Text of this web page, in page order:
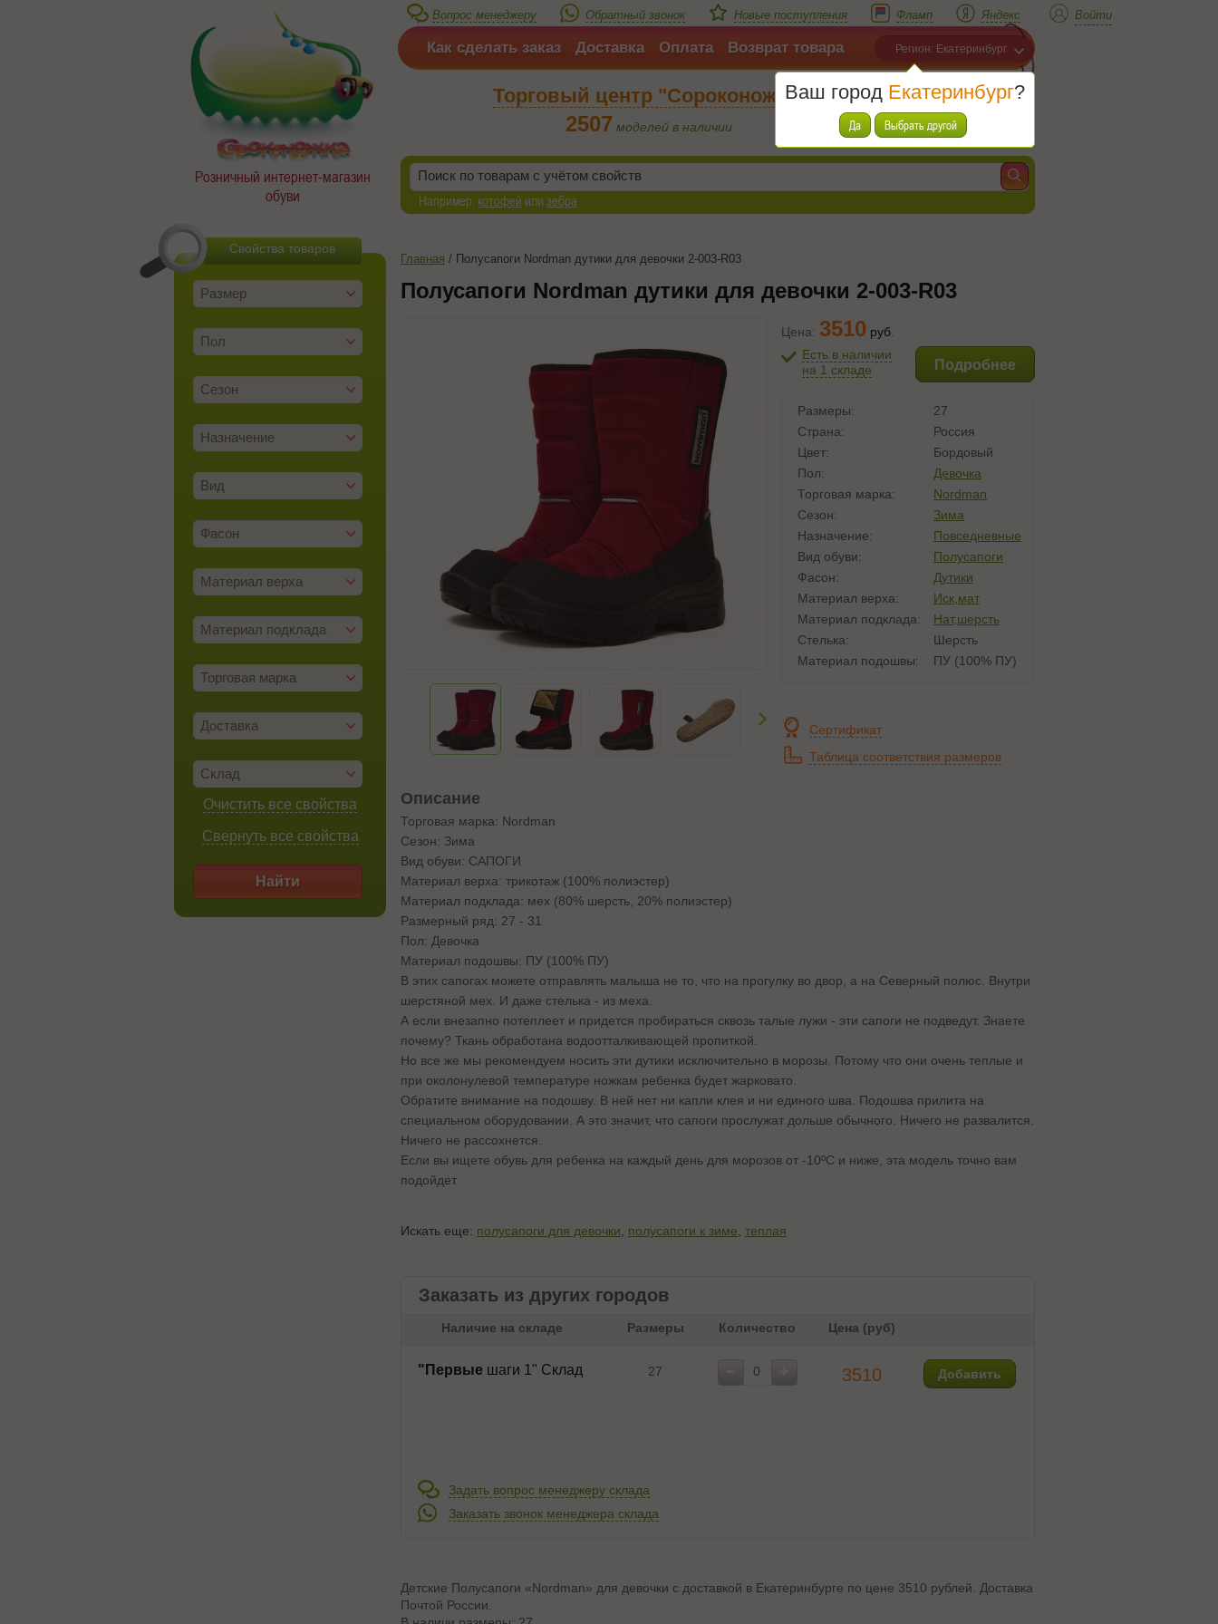
Розничный интернет-магазин
обуви
Например:котофей илизебра
Вопрос менеджеру Обратный звонок Новые поступления Фламп Яндекс Войти
Как сделать заказ Доставка Оплата Возврат товара Регион: Екатеринбург
Ваш город Екатеринбург?
Да Выбрать другой
Корзина
Товаров (
Торговый центр "Сороконожка"
2507 моделей в наличии
Размер
Пол
Сезон
Назначение
Вид
Фасон
Материал верха
Материал подклада
Торговая марка
Доставка
Склад
Очистить все свойства
Свернуть все свойства
Найти
Свойства товаров
Главная / Полусапоги Nordman дутики для девочки 2-003-R03
Полусапоги Nordman дутики для девочки 2-003-R03
Цена: 3510 руб
Есть в наличии
на 1 складе
Подробнее
Размеры:
27
Страна:
Россия
Цвет:
Бордовый
Пол:
Девочка
Торговая марка:
Nordman
Сезон:
Зима
Назначение:
Повседневные
Вид обуви:
Полусапоги
Фасон:
Дутики
Материал верха:
Иск,мат
Материал подклада:
Нат,шерсть
Стелька:
Шерсть
Материал подошвы:
ПУ (100% ПУ)
Сертификат
Таблица соответствия размеров
Описание
Торговая марка: Nordman
Сезон: Зима
Вид обуви: САПОГИ
Материал верха: трикотаж (100% полиэстер)
Материал подклада: мех (80% шерсть, 20% полиэстер)
Размерный ряд: 27 - 31
Пол: Девочка
Материал подошвы: ПУ (100% ПУ)
В этих сапогах можете отправлять малыша не то, что на прогулку во двор, а на Северный полюс. Внутри
шерстяной мех. И даже стелька - из меха.
А если внезапно потеплеет и придется пробираться сквозь талые лужи - эти сапоги не подведут. Знаете
почему? Ткань обработана водоотталкивающей пропиткой.
Но все же мы рекомендуем носить эти дутики исключительно в морозы. Потому что они очень теплые и
при околонулевой температуре ножкам ребенка будет жарковато.
Обратите внимание на подошву. В ней нет ни капли клея и ни единого шва. Подошва прилита на
специальном оборудовании. А это значит, что сапоги прослужат дольше обычного. Ничего не развалится.
Ничего не рассохнется.
Если вы ищете обувь для ребенка на каждый день для морозов от -10ºС и ниже, эта модель точно вам
подойдет.
Искать еще: полусапоги для девочки полусапоги к зиме теплая
Заказать из других городов
Наличие на складе Размеры Количество Цена (руб)
"Первые шаги 1" Склад 27 3510 Добавить
Задать вопрос менеджеру склада
Заказать звонок менеджера склада
Детские Полусапоги «Nordman» для девочки с доставкой в Екатеринбурге по цене 3510 рублей. Доставка
Почтой России.